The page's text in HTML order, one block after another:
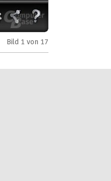
Bild 1 von 17